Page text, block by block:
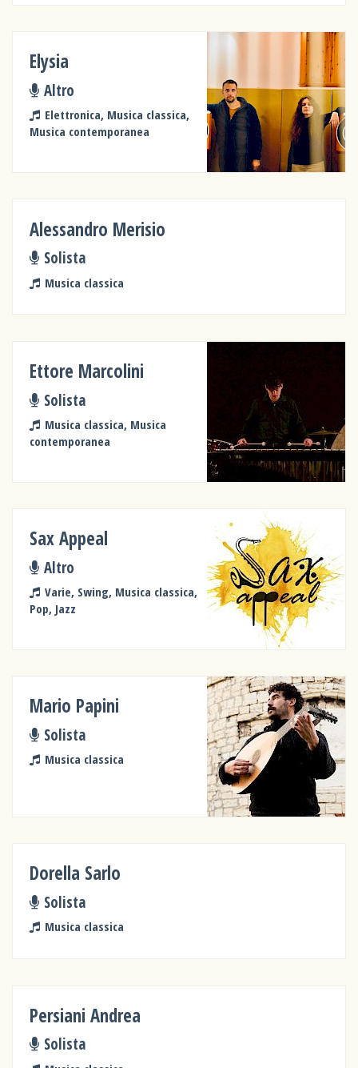
Elysia
Altro
Elettronica, Musica classica,
Musica contemporanea
Alessandro Merisio
Solista
Musica classica
Ettore Marcolini
Solista
Musica classica, Musica
contemporanea
Sax Appeal
Altro
Varie, Swing, Musica classica,
Pop, Jazz
Mario Papini
Solista
Musica classica
Dorella Sarlo
Solista
Musica classica
Persiani Andrea
Solista